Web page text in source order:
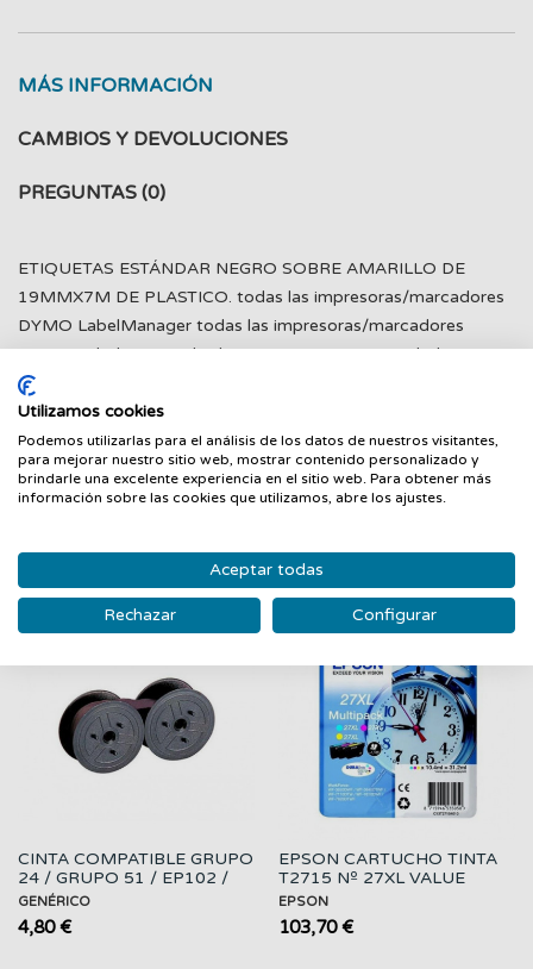
MÁS INFORMACIÓN
CAMBIOS Y DEVOLUCIONES
PREGUNTAS (0)
ETIQUETAS ESTÁNDAR NEGRO SOBRE AMARILLO DE
19MMX7M DE PLASTICO. todas las impresoras/marcadores
DYMO LabelManager todas las impresoras/marcadores
DYMO LabelPoint todas las impresoras DYMO LabelWriter
DUO todas las impresoras/marcadores de etiquetas que
aceptan cartuchos de etiquetas D1
Nuevo
CINTA COMPATIBLE GRUPO
24 / GRUPO 51 / EP102 /
NEGRA
GENÉRICO
4,80 €
Nuevo
EPSON CARTUCHO TINTA
T2715 Nº 27XL VALUE
PACK 3 COLORES
EPSON
103,70 €
Utilizamos cookies
Podemos utilizarlas para el análisis de los datos de nuestros visitantes,
para mejorar nuestro sitio web, mostrar contenido personalizado y
brindarle una excelente experiencia en el sitio web. Para obtener más
información sobre las cookies que utilizamos, abre los ajustes.
Aceptar todas
Rechazar Configurar